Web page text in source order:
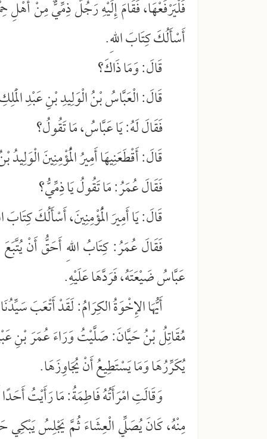
فَلْيَرْفَعْهَا، فَقَامَ إِلَيْهِ رَجُلٌ ذِمِّيٌّ مِنْ أَهْلِ
أَسْأَلُكَ كِتَابَ اللهِ.
قَالَ: وَمَا ذَاكَ؟
قَالَ: الْعَبَّاسُ بْنُ الْوَلِيدِ بْنِ عَبْدِ
فَقَالَ لَهُ: يَا عَبَّاسُ، مَا تَقُولُ؟
قَالَ: أَقْطَعَنِيهَا أَمِيرُ الْمُؤْمِنِينَ
فَقَالَ عُمَرُ: مَا تَقُولُ يَا ذِمِّيُّ؟
قَالَ: يَا أَمِيرَ الْمُؤْمِنِينَ، أَسْأَلُكَ كِتَابَ
فَقَالَ عُمَرُ: كِتَابُ اللهِ أَحَقُّ أَنْ
عَبَّاسُ ضَيْعَتَهُ، فَرَدَّهَا عَلَيْهِ.
أَيُّهَا الإِخْوَةُ الكِرَامُ: لَقَدْ أَتْعَبَ
مُقَاتِلُ بْنُ حَيَّانَ: صَلَّيْتُ وَرَاءَ عُمَرَ بْنِ
يُكَرِّرُهَا وَمَا يَسْتَطِيعُ أَنْ يُجَاوِزَهَا.
وَقَالَتِ امْرَأَتُهُ فَاطِمَةُ: مَا رَأَيْتُ
مِنْهُ، كَانَ يُصَلِّي الْعِشَاءَ ثُمَّ يَجْلِسُ يَبْكِي